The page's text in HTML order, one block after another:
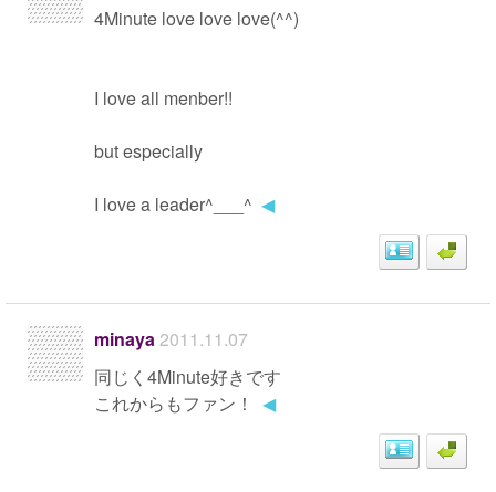
4Minute love love love(^^)
I love all menber!!
but especially
I love a leader^___^ ◀
minaya2011.11.07
同じく4Minute好きです
これからもファン！
◀